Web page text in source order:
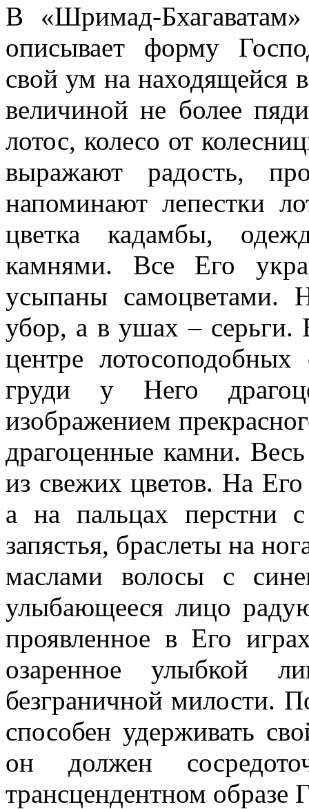
В «Шримад-
описывает форму
свой ум на находящейся
величиной не более
лотос, колесо от
выражают радость,
напоминают лепестки
цветка кадамбы,
камнями. Все Его
усыпаны самоцветами.
убор, а в ушах – серьги.
центре
груди у Него
изображением
драгоценные камни.
из свежих цветов. На
а на пальцах перстни
запястья, браслеты на
маслами волосы с
улыбающееся лицо
проявленное в Его
озаренное улыбкой
безграничной милости.
способен удерживать
он должен
трансцендентном образе